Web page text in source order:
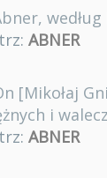
ABNER
[Mikołaj
i
ABNER